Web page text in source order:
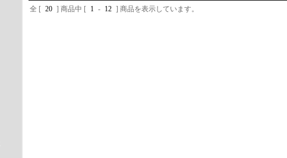
全 [ 20 ] 商品中 [ 1 - 12 ] 商品を表示しています。